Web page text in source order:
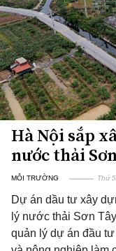
Hà Nội sắp
nước thải
MÔI TRƯỜNG Thứ
Dự án dầu tư xây
lý nước thải Sơn
quản lý dự án đầu